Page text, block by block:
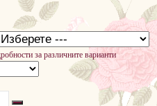
за различните варианти